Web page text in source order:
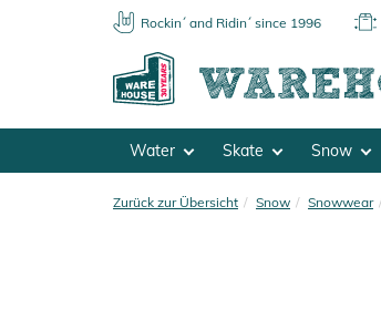
Rockin´ and Ridin´ since 1996
Water Skate Snow
Zurück zur Übersicht Snow Snowwear